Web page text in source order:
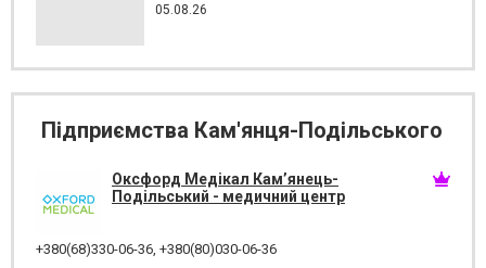
05.08.26
Підприємства Кам'янця-Подільського
Оксфорд Медікал Кам’янець-
Подільський - медичний центр
+380(68)330-06-36, +380(80)030-06-36